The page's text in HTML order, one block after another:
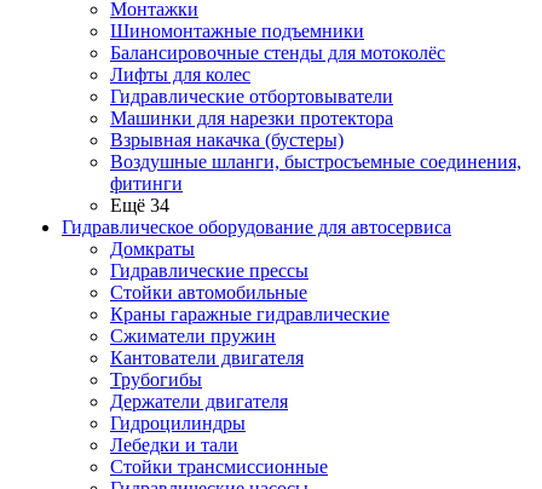
Монтажки
Шиномонтажные подъемники
Балансировочные стенды для мотоколёс
Лифты для колес
Гидравлические отбортовыватели
Машинки для нарезки протектора
Взрывная накачка (бустеры)
Воздушные шланги, быстросъемные соединения,
фитинги
Ещё 34
Гидравлическое оборудование для автосервиса
Домкраты
Гидравлические прессы
Стойки автомобильные
Краны гаражные гидравлические
Сжиматели пружин
Кантователи двигателя
Трубогибы
Держатели двигателя
Гидроцилиндры
Лебедки и тали
Стойки трансмиссионные